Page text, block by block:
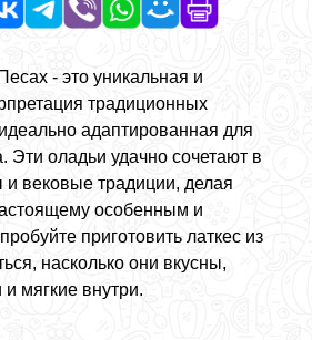
- это уникальная и
традиционных
адаптированная для
Эти оладьи удачно сочетают в
и вековые традиции, делая
особенным и
приготовить латкес из
насколько они вкусны,
мягкие внутри.